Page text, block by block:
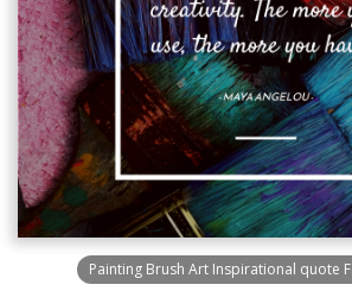
Painting Brush Art Inspirational quote